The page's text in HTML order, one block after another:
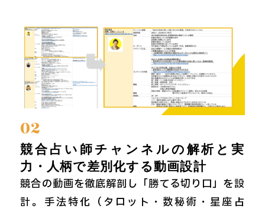
02
競合占い師チャンネルの解析と実
力・人柄で差別化する動画設計
競合の動画を徹底解剖し「勝てる切り口」を設
計。手法特化（タロット・数秘術・星座占